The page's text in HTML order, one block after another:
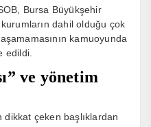
Bursa Büyükşehir
dahil olduğu çok
kamuoyunda
edildi.
ve yönetim
dikkat çeken başlıklardan